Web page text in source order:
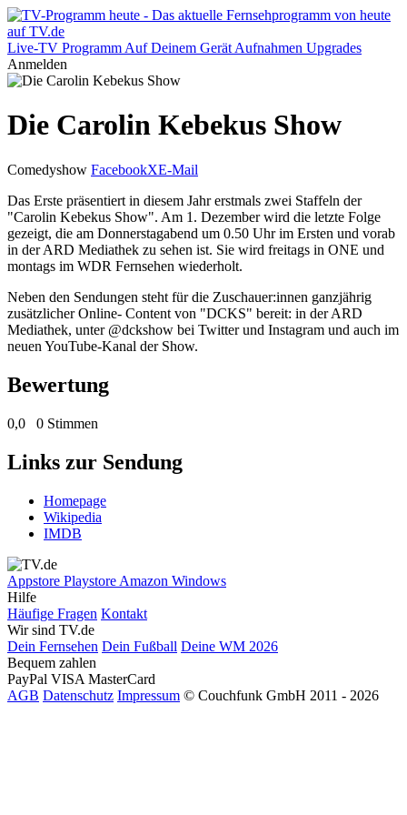
Live-TV Programm Auf Deinem Gerät Aufnahmen Upgrades
Anmelden
Die Carolin Kebekus Show
Comedyshow FacebookXE-Mail
Das Erste präsentiert in diesem Jahr erstmals zwei Staffeln der
"Carolin Kebekus Show". Am 1. Dezember wird die letzte Folge
gezeigt, die am Donnerstagabend um 0.50 Uhr im Ersten und vorab
in der ARD Mediathek zu sehen ist. Sie wird freitags in ONE und
montags im WDR Fernsehen wiederholt.
Neben den Sendungen steht für die Zuschauer:innen ganzjährig
zusätzlicher Online- Content von "DCKS" bereit: in der ARD
Mediathek, unter @dckshow bei Twitter und Instagram und auch im
neuen YouTube-Kanal der Show.
Bewertung
0,0 0 Stimmen
Links zur Sendung
Homepage
Wikipedia
IMDB
Appstore Playstore Amazon Windows
Hilfe
Häufige Fragen Kontakt
Wir sind TV.de
Dein Fernsehen Dein Fußball Deine WM 2026
Bequem zahlen
PayPal VISA MasterCard
AGB Datenschutz Impressum © Couchfunk GmbH 2011 - 2026